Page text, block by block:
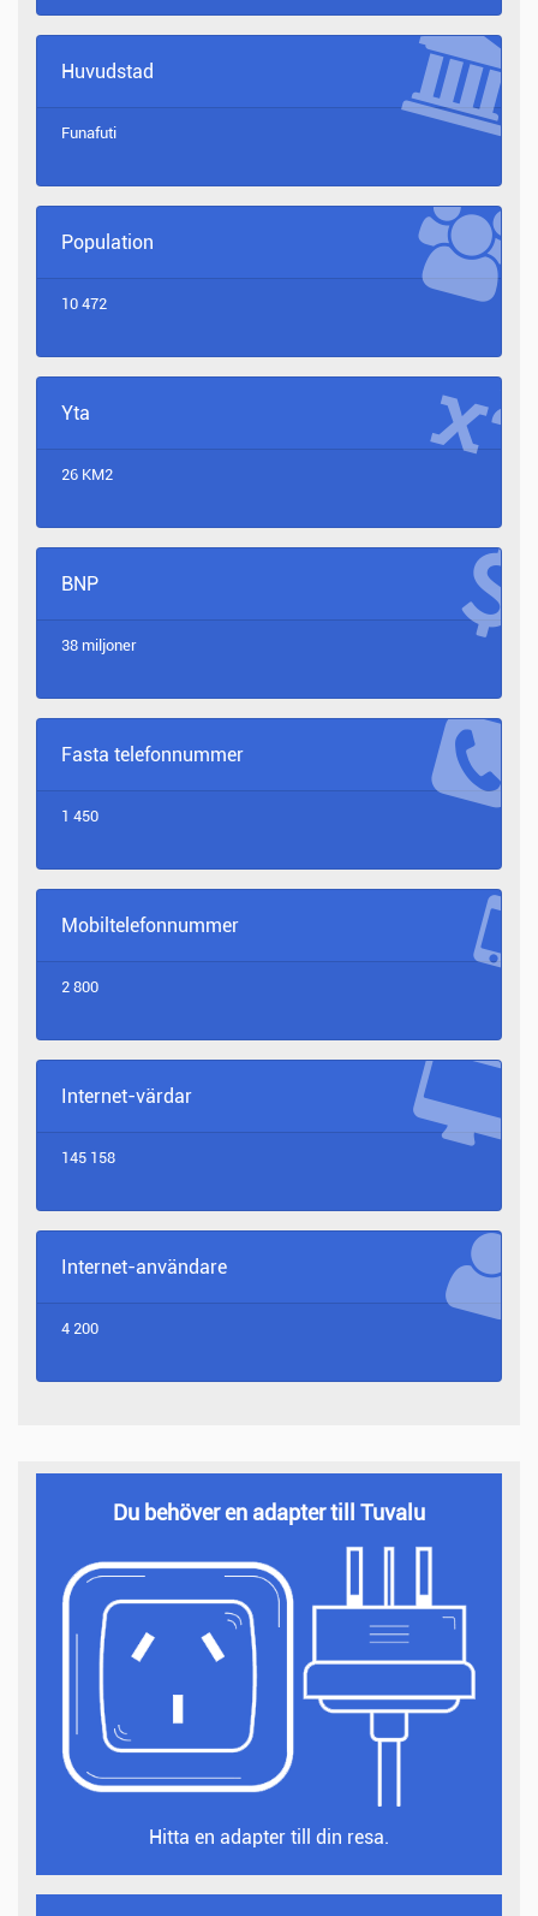
Huvudstad
Funafuti
Population
10 472
Yta
26 KM2
BNP
38 miljoner
Fasta telefonnummer
1 450
Mobiltelefonnummer
2 800
Internet-värdar
145 158
Internet-användare
4 200
Du behöver en adapter till Tuvalu
Hitta en adapter till din resa.